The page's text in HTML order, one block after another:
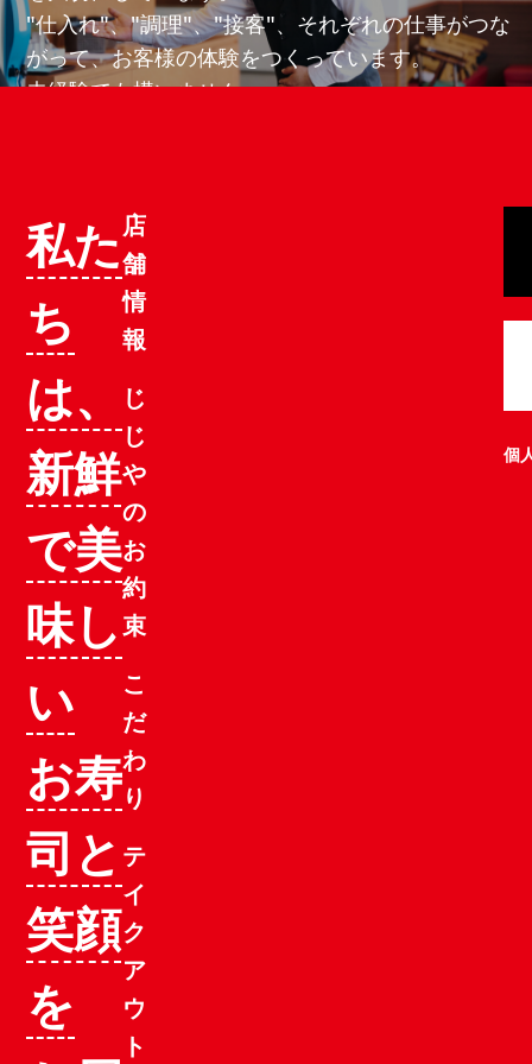
"仕入れ"、"調理"、"接客"、それぞれの仕事がつな
がって、お客様の体験をつくっています。
未経験でも構いません。
あります。
採用情報を見る
私た
ち
は、
新鮮
で美
味し
い
お寿
司と
笑顔
を
店
舗
情
報
じ
じ
や
の
お
約
束
こ
だ
わ
り
テ
イ
ク
ア
ウ
ト
個